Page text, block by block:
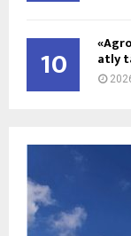
10 atly